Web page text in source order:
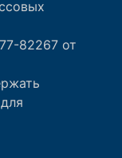
82267 от